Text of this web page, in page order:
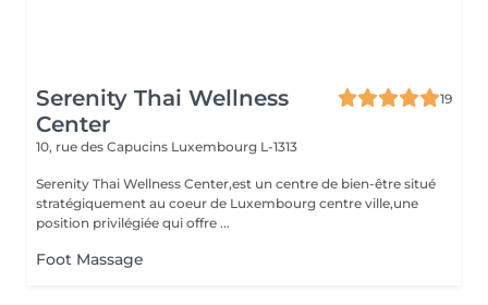
Serenity Thai Wellness
Center
19
10, rue des Capucins Luxembourg L-1313
Serenity Thai Wellness Center,est un centre de bien-être situé
stratégiquement au coeur de Luxembourg centre ville,une
position privilégiée qui offre ...
Foot Massage